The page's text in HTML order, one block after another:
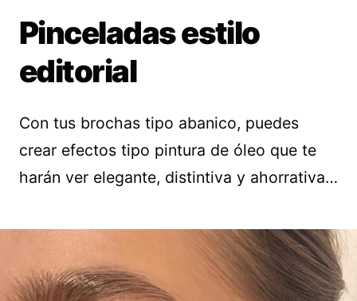
Pinceladas estilo
editorial
Con tus brochas tipo abanico, puedes
crear efectos tipo pintura de óleo que te
harán ver elegante, distintiva y ahorrativa…